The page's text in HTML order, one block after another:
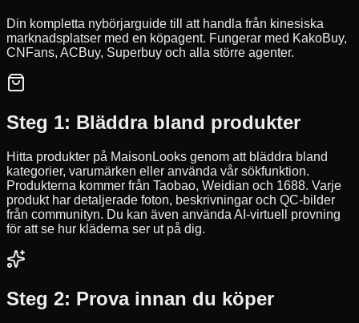
Din kompletta nybörjarguide till att handla från kinesiska
marknadsplatser med en köpagent. Fungerar med KakoBuy,
CNFans, ACBuy, Superbuy och alla större agenter.
Steg 1: Bläddra bland produkter
Hitta produkter på MaisonLooks genom att bläddra bland
kategorier, varumärken eller använda vår sökfunktion.
Produkterna kommer från Taobao, Weidian och 1688. Varje
produkt har detaljerade foton, beskrivningar och QC-bilder
från communityn. Du kan även använda AI-virtuell provning
för att se hur kläderna ser ut på dig.
Steg 2: Prova innan du köper